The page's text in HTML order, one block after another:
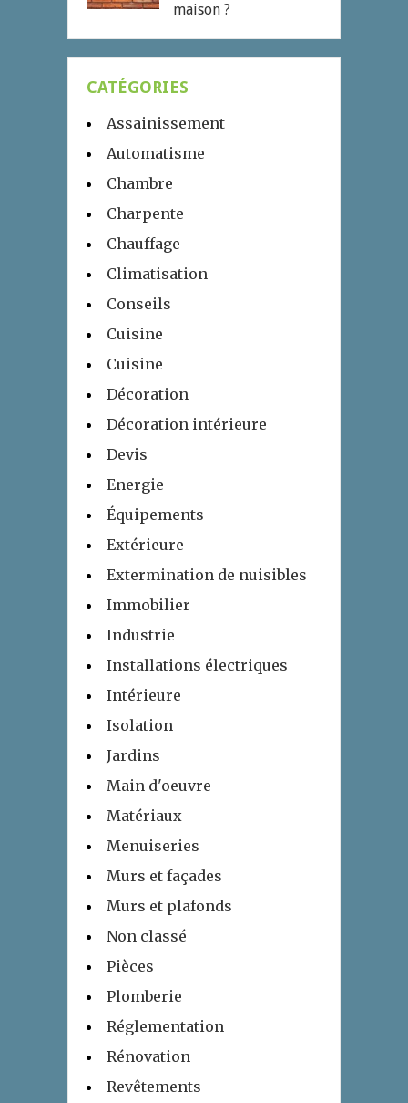
maison ?
CATÉGORIES
Assainissement
Automatisme
Chambre
Charpente
Chauffage
Climatisation
Conseils
Cuisine
Cuisine
Décoration
Décoration intérieure
Devis
Energie
Équipements
Extérieure
Extermination de nuisibles
Immobilier
Industrie
Installations électriques
Intérieure
Isolation
Jardins
Main d'oeuvre
Matériaux
Menuiseries
Murs et façades
Murs et plafonds
Non classé
Pièces
Plomberie
Réglementation
Rénovation
Revêtements